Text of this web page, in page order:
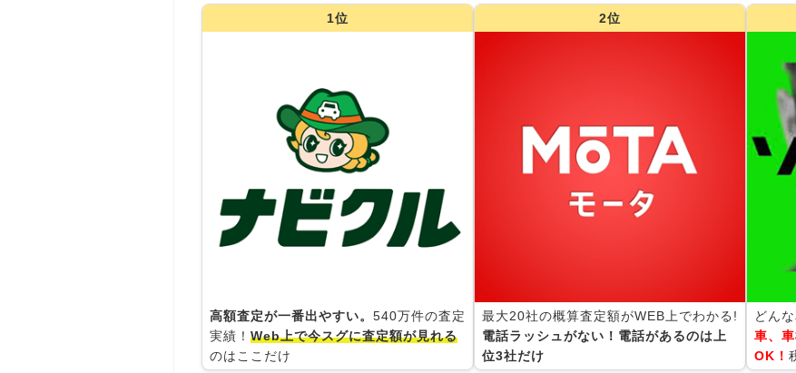
1位
高額査定が一番出やすい。 540万件の査定
実績！ Web上で今スグに査定額が見れる
のはここだけ
2位
最大20社の概算査定額がWEB上でわかる!
電話ラッシュがない！電話があるのは上
位3社だけ
どん
車、
OK！